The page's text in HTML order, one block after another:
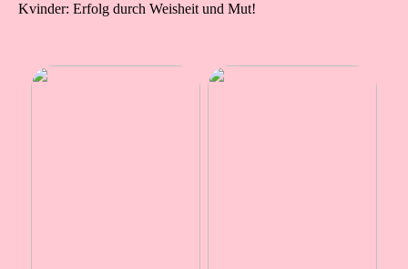
Kvinder: Erfolg durch Weisheit und Mut!